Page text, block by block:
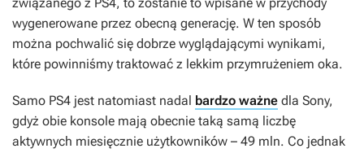
wygenerowane przez obecną generację. W ten sposób
można pochwalić się dobrze wyglądającymi wynikami,
które powinniśmy traktować z lekkim przymrużeniem oka.
Samo PS4 jest natomiast nadal bardzo ważne dla Sony,
gdyż obie konsole mają obecnie taką samą liczbę
aktywnych miesięcznie użytkowników – 49 mln. Co jednak